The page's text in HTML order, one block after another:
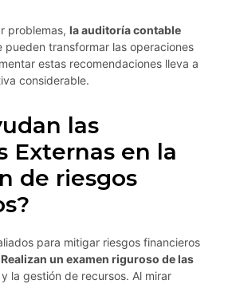
problemas, la auditoría contable
pueden transformar las operaciones
estas recomendaciones lleva a
considerable.
las
Externas en la
de riesgos
para mitigar riesgos financieros
Realizan un examen riguroso de las
y la gestión de recursos. Al mirar